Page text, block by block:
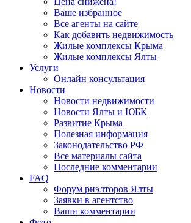
Ваше избранное
Все агенты на сайте
Как добавить недвижимость
Жилые комплексы Крыма
Жилые комплексы Ялты
Услуги
Онлайн консультация
Новости
Новости недвижимости
Новости Ялты и ЮБК
Развитие Крыма
Полезная информация
Законодательство РФ
Все материалы сайта
Последние комментарии
FAQ
Форум риэлторов Ялты
Заявки в агентство
Ваши комментарии